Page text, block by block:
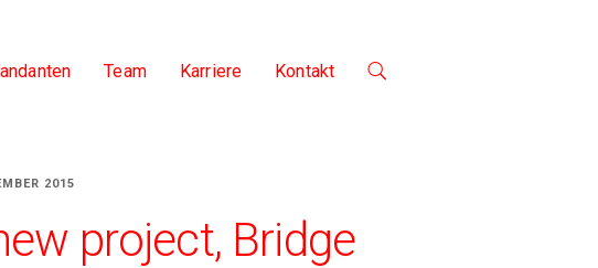
Team Karriere Kontakt
2015
project, Bridge